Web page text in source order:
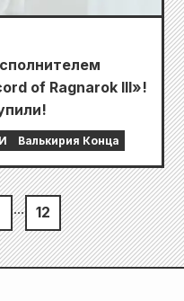
of Ragnarok III»!
Валькирия Конца
12